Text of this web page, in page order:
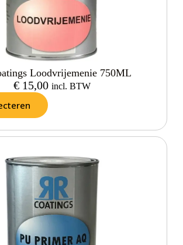
Loodvrijemenie 750ML
€15,00 incl. BTW